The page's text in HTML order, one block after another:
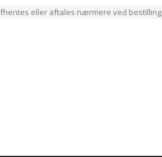
eller aftales nærmere ved bestilling